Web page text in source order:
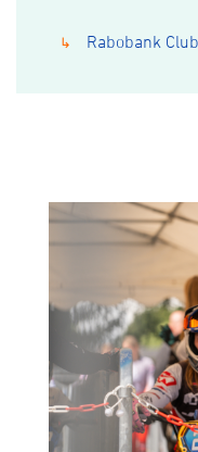
↳ Rabobank